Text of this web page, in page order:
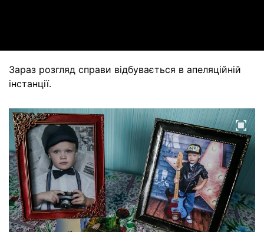
Зараз розгляд справи відбувається в апеляційній
інстанції.